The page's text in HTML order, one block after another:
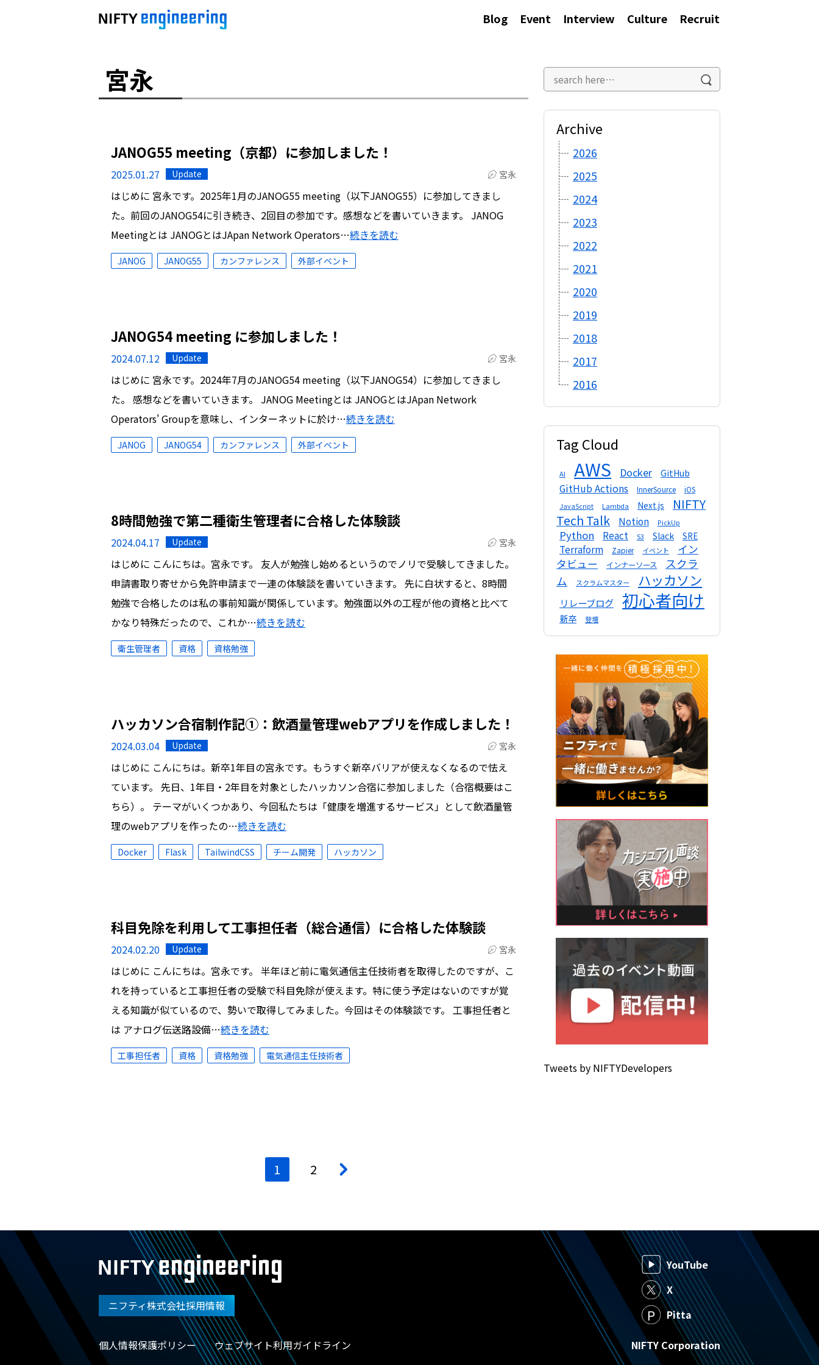
Blog Event Interview Culture Recruit
宮永
JANOG55 meeting（京都）に参加しました！
2025.01.27 Update 宮永
はじめに 宮永です。2025年1月のJANOG55 meeting（以下JANOG55）に参加してきまし
た。前回のJANOG54に引き続き、2回目の参加です。感想などを書いていきます。 JANOG
Meetingとは JANOGとはJApan Network Operators…続きを読む
JANOG JANOG55 カンファレンス 外部イベント
JANOG54 meeting に参加しました！
2024.07.12 Update 宮永
はじめに 宮永です。2024年7月のJANOG54 meeting（以下JANOG54）に参加してきまし
た。 感想などを書いていきます。 JANOG Meetingとは JANOGとはJApan Network
Operators' Groupを意味し、インターネットに於け…続きを読む
JANOG JANOG54 カンファレンス 外部イベント
8時間勉強で第二種衛生管理者に合格した体験談
2024.04.17 Update 宮永
はじめに こんにちは。宮永です。 友人が勉強し始めるというのでノリで受験してきました。
申請書取り寄せから免許申請まで一連の体験談を書いていきます。 先に白状すると、8時間
勉強で合格したのは私の事前知識が関係しています。勉強面以外の工程が他の資格と比べて
かなり特殊だったので、これか…続きを読む
衛生管理者 資格 資格勉強
ハッカソン合宿制作記①：飲酒量管理webアプリを作成しました！
2024.03.04 Update 宮永
はじめに こんにちは。新卒1年目の宮永です。もうすぐ新卒バリアが使えなくなるので怯え
ています。 先日、1年目・2年目を対象としたハッカソン合宿に参加しました（合宿概要はこ
ちら）。 テーマがいくつかあり、今回私たちは「健康を増進するサービス」として飲酒量管
理のwebアプリを作ったの…続きを読む
Docker Flask TailwindCSS チーム開発 ハッカソン
科目免除を利用して工事担任者（総合通信）に合格した体験談
2024.02.20 Update 宮永
はじめに こんにちは。宮永です。 半年ほど前に電気通信主任技術者を取得したのですが、こ
れを持っていると工事担任者の受験で科目免除が使えます。特に使う予定はないのですが覚
える知識が似ているので、勢いで取得してみました。今回はその体験談です。 工事担任者と
は アナログ伝送路設備…続きを読む
工事担任者 資格 資格勉強 電気通信主任技術者
ョ
1 2
Archive
2026
2025
2024
2023
2022
2021
2020
2019
2018
2017
2016
Tag Cloud
AI AWS Docker GitHub
GitHub Actions InnerSource iOS
JavaScript Lambda Next.js
NIFTY
Tech Talk
Notion PickUp
Python React S3 Slack SRE
Terraform Zapier イベント
イン
タビュー
インナーソース
スクラ
ム
スクラムマスター ハッカソン
リレーブログ 初心者向け
新卒 登壇
Tweets by NIFTYDevelopers
ニフティ株式会社採用情報
YouTube
X
Pitta
個人情報保護ポリシー ウェブサイト利用ガイドライン NIFTY Corporation